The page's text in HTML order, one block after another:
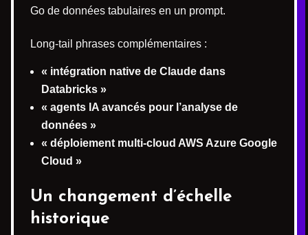
Go de données tabulaires en un prompt.
Long-tail phrases complémentaires :
« intégration native de Claude dans
Databricks »
« agents IA avancés pour l’analyse de
données »
« déploiement multi-cloud AWS Azure Google
Cloud »
Un changement d’échelle
historique